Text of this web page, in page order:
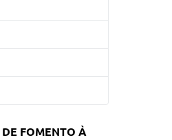
FOMENTO À